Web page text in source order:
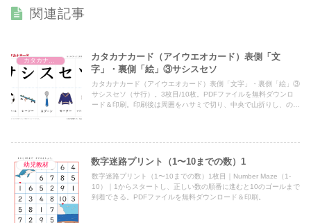
関連記事
カタカナカード（アイウエオカード）表側「文
字」・裏側「絵」③サシスセソ
カタカナカード（アイウエオカード）表側「文字」・裏側「絵」③
サシスセソ（サ行）。3枚目/10枚。PDFファイルを無料ダウンロ
ード＆印刷。印刷後は周囲をハサミで切り、中央で山折りし、のり
幼児教材 数字迷路プリント（1〜10までの数）1
数字迷路プリント（1〜10までの数）1枚目｜Number Maze（1-
10）｜1からスタートし、正しい数の順番に進むと10のゴールまで
到着できる。PDFファイルを無料ダウンロード＆印刷。